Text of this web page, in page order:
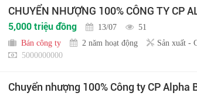
CHUYỂN NHƯỢNG 100% CÔNG TY CP
5,000 triệu đồng 13/07
51
Bán công ty
2 năm hoạt động Sản xuất -
5000000000
Chuyển nhượng 100% Công ty CP Alpha